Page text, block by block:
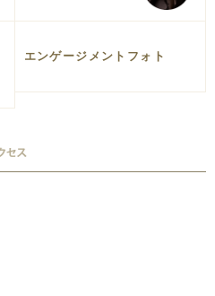
エンゲージメントフォト